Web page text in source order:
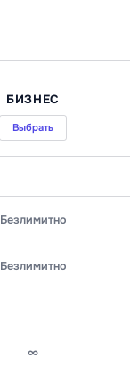
БИЗНЕС
Выбрать
Безлимитно
Безлимитно
∞